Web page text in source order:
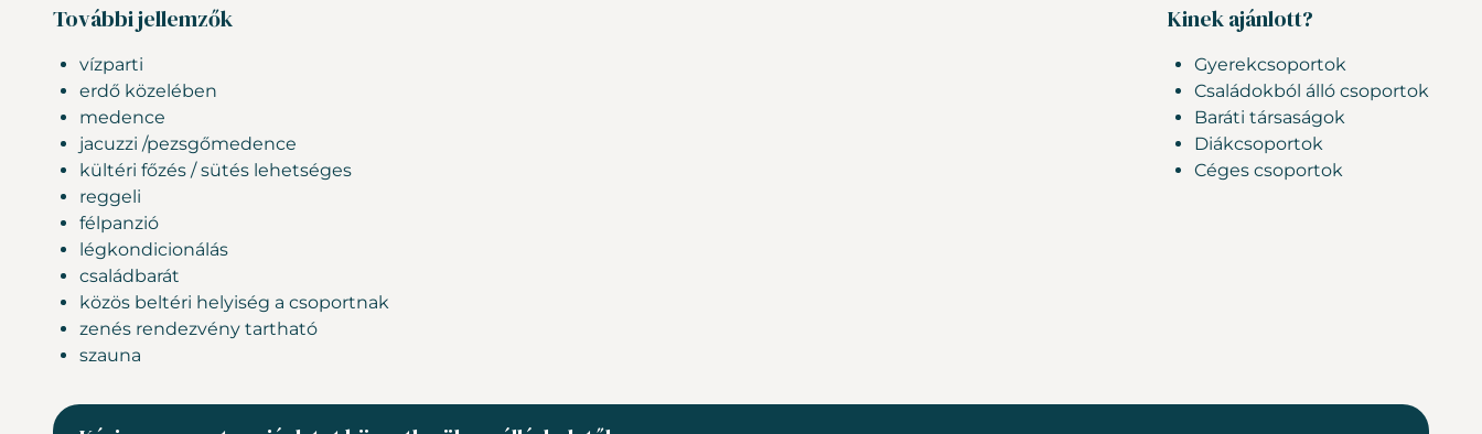
További jellemzők
vízparti
erdő közelében
medence
jacuzzi /pezsgőmedence
kültéri főzés / sütés lehetséges
reggeli
félpanzió
légkondicionálás
családbarát
közös beltéri helyiség a csoportnak
zenés rendezvény tartható
szauna
Kinek ajánlott?
Gyerekcsoportok
Családokból álló csoportok
Baráti társaságok
Diákcsoportok
Céges csoportok